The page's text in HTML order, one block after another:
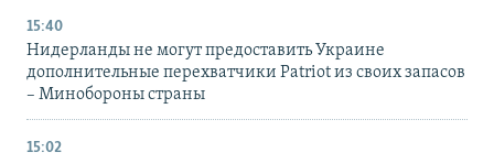
15:40
Нидерланды не могут предоставить Украине
дополнительные перехватчики Patriot из своих запасов
– Минобороны страны
15:02